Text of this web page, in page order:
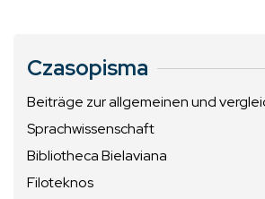
Czasopisma
Beiträge zur allgemeinen und
Sprachwissenschaft
Bibliotheca Bielaviana
Filoteknos